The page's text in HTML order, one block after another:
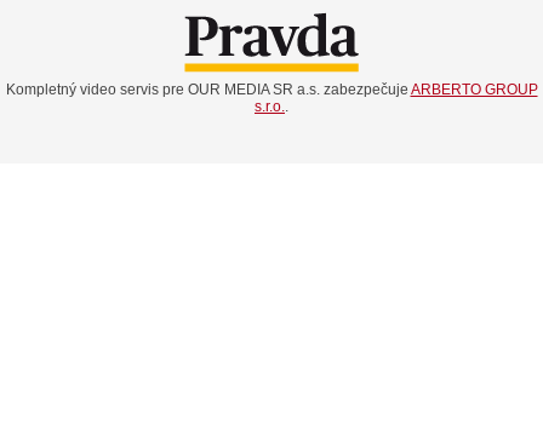
Kompletný video servis pre OUR MEDIA SR a.s. zabezpečuje ARBERTO GROUP
s.r.o..